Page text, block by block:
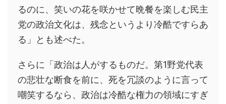
るのに、笑いの花を咲かせて晩餐を楽しむ民主
党の政治文化は、残念というより冷酷ですらあ
る」とも述べた。
さらに「政治は人がするものだ。第1野党代表
の悲壮な断食を前に、死を冗談のように言って
嘲笑するなら、政治は冷酷な権力の領域にすぎ